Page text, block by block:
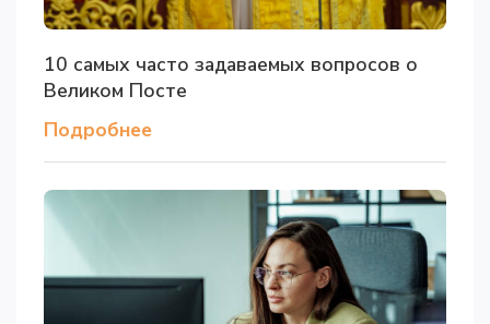
10 самых часто задаваемых вопросов о
Великом Посте
Подробнее